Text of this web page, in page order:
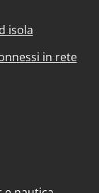
isola
in rete